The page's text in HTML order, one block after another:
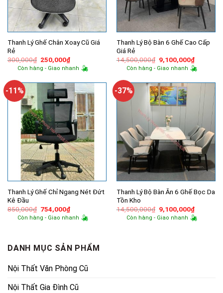
Thanh Lý Ghế Chân Xoay Cũ Giá
Rẻ
300,000₫ Giá
gốc
là:
250,000₫Giá
hiện
tại
250,000₫.
Còn hàng - Giao nhanh
Thanh Lý Bộ Bàn 6 Ghế Cao Cấp
Giá Rẻ
14,500,000₫ Giá
gốc
là:
9,100,000₫Giá
hiện
tại
Còn hàng - Giao nhanh
-11%
Thanh Lý Ghế Chỉ Ngang Nét Đứt
Kê Đầu
850,000₫ Giá
gốc
là:
754,000₫Giá
hiện
tại
Còn hàng - Giao nhanh
-37%
Thanh Lý Bộ Bàn Ăn 6 Ghế Bọc Da
Tồn Kho
14,500,000₫ Giá
gốc
là:
9,100,000₫Giá
hiện
tại
Còn hàng - Giao nhanh
DANH MỤC SẢN PHẨM
Nội Thất Văn Phòng Cũ
Nội Thất Gia Đình Cũ